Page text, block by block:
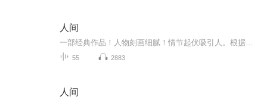
人间
55 2883
人间